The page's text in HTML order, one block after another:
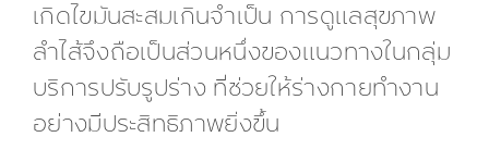
เกิดไขมันสะสมเกินจำเป็น การดูแลสุขภาพ
ลำไส้จึงถือเป็นส่วนหนึ่งของแนวทางในกลุ่ม
บริการปรับรูปร่าง ที่ช่วยให้ร่างกายทำงาน
อย่างมีประสิทธิภาพยิ่งขึ้น